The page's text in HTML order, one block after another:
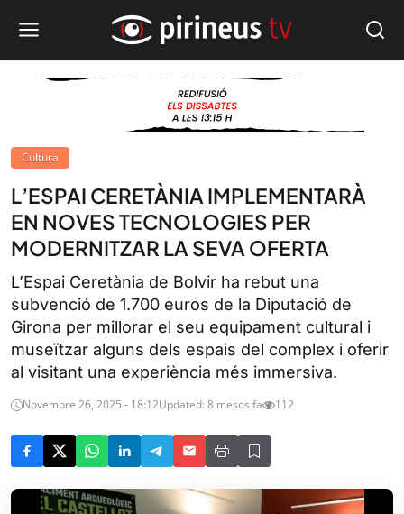
Cultura
L’ESPAI CERETÀNIA IMPLEMENTARÀ
EN NOVES TECNOLOGIES PER
MODERNITZAR LA SEVA OFERTA
L’Espai Ceretània de Bolvir ha rebut una
subvenció de 1.700 euros de la Diputació de
Girona per millorar el seu equipament cultural i
museïtzar alguns dels espais del complex i oferir
al visitant una experiència més immersiva.
Novembre 26, 2025 - 18:12Updated: 8 mesos fa 112